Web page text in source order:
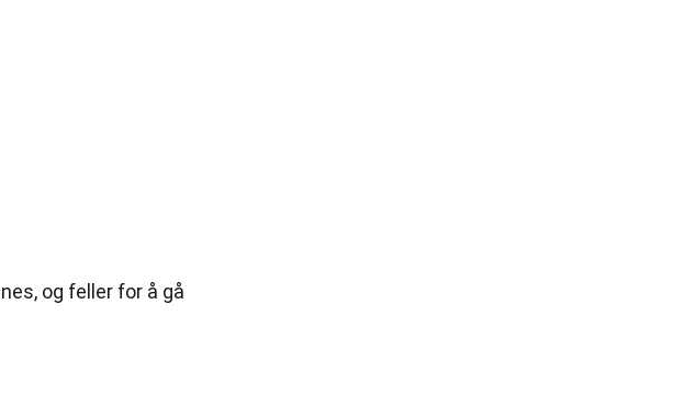
og feller for å gå